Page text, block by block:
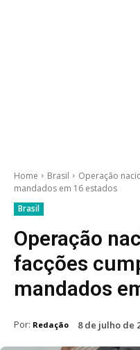
Home Brasil
Operação
mandados em 16 estados
Brasil
Operação
facções
mandados
Por: Redação 8 de julho de